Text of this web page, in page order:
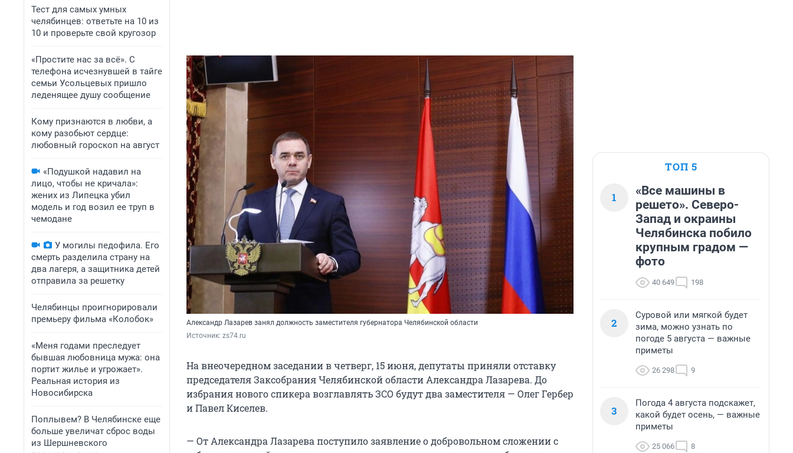
Тест для самых умных
челябинцев: ответьте на 10 из
10 и проверьте свой кругозор
«Простите нас за всё». С
телефона исчезнувшей в тайге
семьи Усольцевых пришло
леденящее душу сообщение
Кому признаются в любви, а
кому разобьют сердце:
любовный гороскоп на август
«Подушкой надавил на
лицо, чтобы не кричала»:
жених из Липецка убил
модель и год возил ее труп в
чемодане
У могилы педофила. Его
смерть разделила страну на
два лагеря, а защитника детей
отправила за решетку
Челябинцы проигнорировали
премьеру фильма «Колобок»
«Меня годами преследует
бывшая любовница мужа: она
портит жилье и угрожает».
Реальная история из
Новосибирска
Поплывем? В Челябинске еще
больше увеличат сброс воды
из Шершневского
Александр Лазарев занял должность заместителя губернатора Челябинской области
Источник: zs74.ru
На внеочередном заседании в четверг, 15 июня, депутаты приняли отставку
председателя Заксобрания Челябинской области Александра Лазарева. До
избрания нового спикера возглавлять ЗСО будут два заместителя — Олег Гербер
и Павел Киселев.
— От Александра Лазарева поступило заявление о добровольном сложении с
ТОП 5
1
«Все машины в
решето». Северо-
Запад и окраины
Челябинска побило
крупным градом —
фото
40 649 198
2
Суровой или мягкой будет
зима, можно узнать по
погоде 5 августа — важные
приметы
26 298 9
3
Погода 4 августа подскажет,
какой будет осень, — важные
приметы
25 066 8